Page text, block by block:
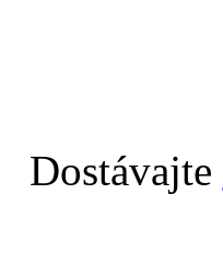
Dostávajte